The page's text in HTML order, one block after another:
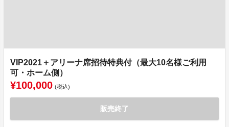
VIP2021＋アリーナ席招待特典付（最大10名様ご利用
可・ホーム側）
¥100,000 (税込)
販売終了